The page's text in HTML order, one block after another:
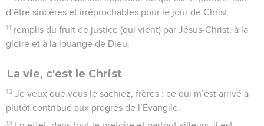
d’être sincères et irréprochables pour le jour de Christ,
11 remplis du fruit de justice (qui vient) par Jésus-Christ, à la
gloire et à la louange de Dieu.
La vie, c'est le Christ
12 Je veux que vous le sachiez, frères : ce qui m’est arrivé a
plutôt contribué aux progrès de l’Évangile.
13